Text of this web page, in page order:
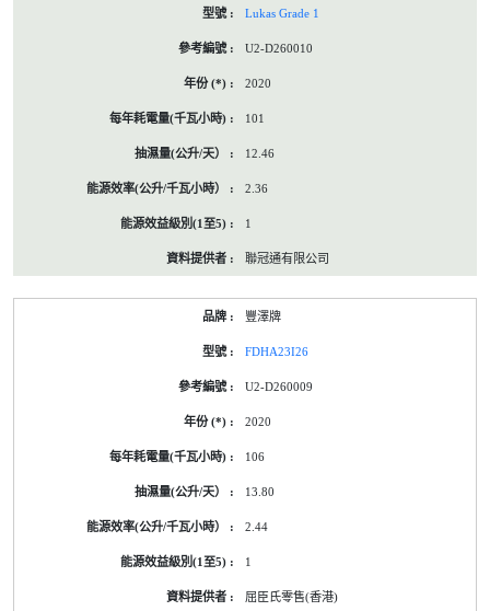
Lukas Grade 1
U2-D260010
2020
101
12.46
2.36
1
聯冠通有限公司
豐澤牌
FDHA23I26
U2-D260009
2020
106
13.80
2.44
1
屈臣氏零售(香港)